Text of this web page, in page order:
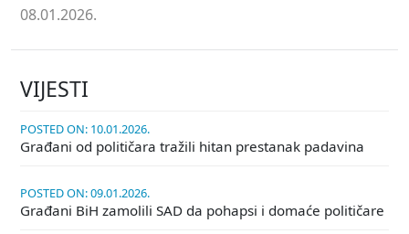
08.01.2026.
VIJESTI
POSTED ON: 10.01.2026.
Građani od političara tražili hitan prestanak padavina
POSTED ON: 09.01.2026.
Građani BiH zamolili SAD da pohapsi i domaće političare